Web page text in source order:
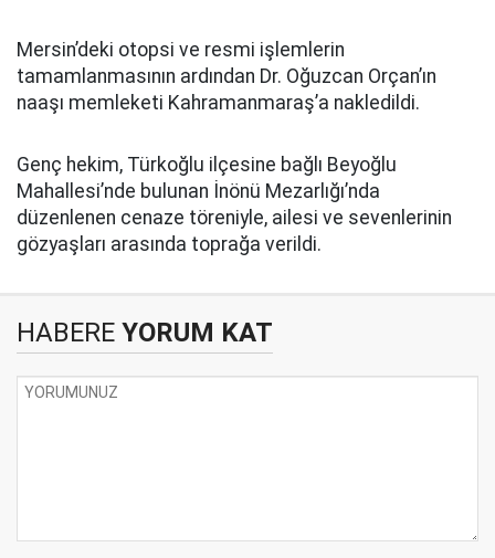
Mersin’deki otopsi ve resmi işlemlerin
tamamlanmasının ardından Dr. Oğuzcan Orçan’ın
naaşı memleketi Kahramanmaraş’a nakledildi.
Genç hekim, Türkoğlu ilçesine bağlı Beyoğlu
Mahallesi’nde bulunan İnönü Mezarlığı’nda
düzenlenen cenaze töreniyle, ailesi ve sevenlerinin
gözyaşları arasında toprağa verildi.
HABERE YORUM KAT